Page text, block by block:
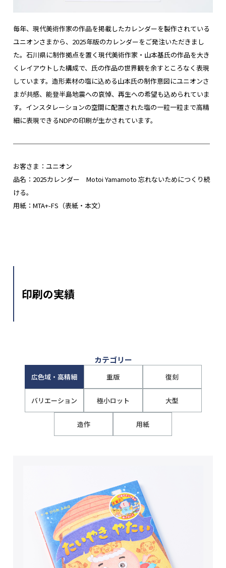
毎年、現代美術作家の作品を掲載したカレンダーを製作されている
ユニオンさまから、2025年版のカレンダーをご発注いただきまし
た。石川県に制作拠点を置く現代美術作家・山本基氏の作品を大き
くレイアウトした構成で、氏の作品の世界観を余すところなく表現
しています。造形素材の塩に込める山本氏の制作意図にユニオンさ
まが共感、能登半島地震への哀悼、再生への希望も込められていま
す。インスタレーションの空間に配置された塩の一粒一粒まで高精
細に表現できるNDPの印刷が生かされています。
──────────────────────────────
お客さま：ユニオン
品名：2025カレンダー Motoi Yamamoto 忘れないためにつくり続
ける。
用紙：MTA+-FS（表紙・本文）
印刷の実績
カテゴリー
広色域・高精細 重版 復刻
バリエーション 極小ロット 大型
造作 用紙